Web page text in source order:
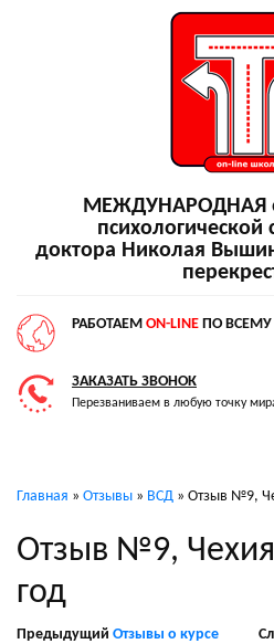
МЕЖДУНАРОДНАЯ
доктора Николая
РАБОТАЕМ ON-LINE ПО
ЗАКАЗАТЬ ЗВОНОК
Перезваниваем в любую точку
Главная » Отзывы » ВСД » Отзыв №9,
Отзыв №9,
год
Предыдущий Отзывы о курсе